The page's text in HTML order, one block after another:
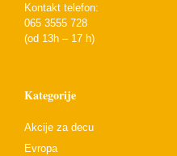
Kontakt telefon:
065 3555 728
(od 13h – 17 h)
Kategorije
Akcije za decu
Evropa